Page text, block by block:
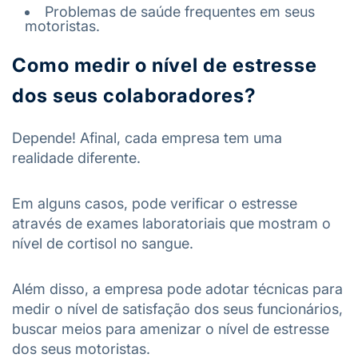
Problemas de saúde frequentes em seus
motoristas.
Como medir o nível de estresse
dos seus colaboradores?
Depende! Afinal, cada empresa tem uma
realidade diferente.
Em alguns casos, pode verificar o estresse
através de exames laboratoriais que mostram o
nível de cortisol no sangue.
Além disso, a empresa pode adotar técnicas para
medir o nível de satisfação dos seus funcionários,
buscar meios para amenizar o nível de estresse
dos seus motoristas.